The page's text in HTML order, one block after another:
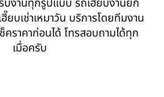
ยบเช่าเหมาวัน บริการโดยทีมงาน
คราคาก่อนได้ โทรสอบถามได้ทุก
เมื่อครับ